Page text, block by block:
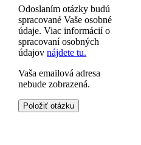
Odoslaním otázky budú
spracované Vaše osobné
údaje. Viac informácií o
spracovaní osobných
údajovnájdete tu.
Vaša emailová adresa
nebude zobrazená.